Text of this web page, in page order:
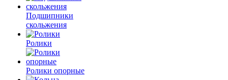
Подшипники
скольжения
Ролики
Ролики опорные